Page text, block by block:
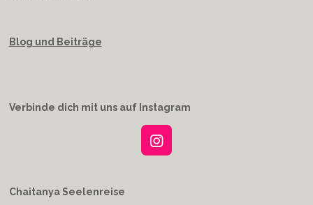
Blog und Beiträge
Verbinde dich mit uns auf Instagram
I
Chaitanya Seelenreise